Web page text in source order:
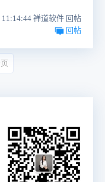
11:14:44 禅道软件 回帖
回帖